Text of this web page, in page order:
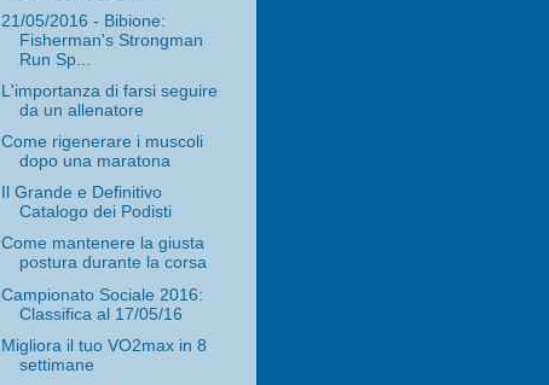
21/05/2016 - Bibione:
Fisherman's Strongman
Run Sp...
L'importanza di farsi seguire
da un allenatore
Come rigenerare i muscoli
dopo una maratona
Il Grande e Definitivo
Catalogo dei Podisti
Come mantenere la giusta
postura durante la corsa
Campionato Sociale 2016:
Classifica al 17/05/16
Migliora il tuo VO2max in 8
settimane